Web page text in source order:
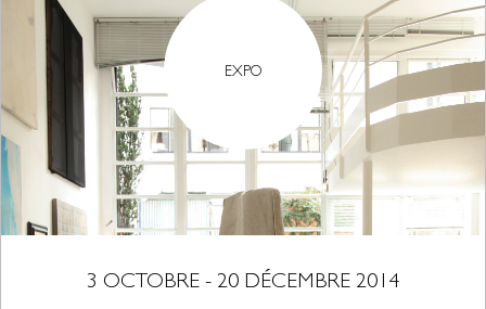
EXPO
3 OCTOBRE - 20 DÉCEMBRE 2014